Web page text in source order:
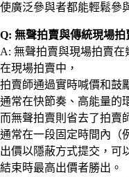
使廣泛參與者都能輕鬆參
Q: 無聲拍賣與傳統現場拍
A: 無聲拍賣與現場拍賣在
在現場拍賣中，
拍賣師通過實時喊價和鼓
通常在快節奏、高能量的
而無聲拍賣則省去了拍賣
通常在一段固定時間內（
出價以隱蔽方式提交，可
結束時最高出價者勝出。